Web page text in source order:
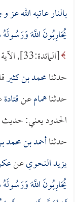
بالنار عاتبه الله
يُحَارِبُونَ اللَّهَ
[المائدة:33], الآية ).
حدثنامحمد بن كثير
حدثناهمامعنقتادة
الحدود يعني:
حدثناأحمد بن محمد
يزيد النحويعن
يُحَارِبُونَ اللَّهَ